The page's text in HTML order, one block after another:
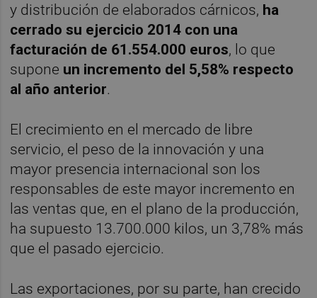
y distribución de elaborados cárnicos, ha
cerrado su ejercicio 2014 con una
facturación de 61.554.000 euros, lo que
supone un incremento del 5,58% respecto
al año anterior.
El crecimiento en el mercado de libre
servicio, el peso de la innovación y una
mayor presencia internacional son los
responsables de este mayor incremento en
las ventas que, en el plano de la producción,
ha supuesto 13.700.000 kilos, un 3,78% más
que el pasado ejercicio.
Las exportaciones, por su parte, han crecido